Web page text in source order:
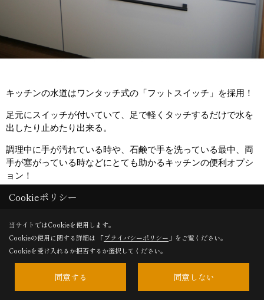
キッチンの水道はワンタッチ式の「フットスイッチ」を採用！
足元にスイッチが付いていて、足で軽くタッチするだけで水を
出したり止めたり出来る。
調理中に手が汚れている時や、石鹸で手を洗っている最中、両
手が塞がっている時などにとても助かるキッチンの便利オプシ
ョン！
Cookieポリシー
当サイトではCookieを使用します。
Cookieの使用に関する詳細は 「プライバシーポリシー 」をご覧ください。
Cookieを受け入れるか拒否するか選択してください。
同意する 同意しない